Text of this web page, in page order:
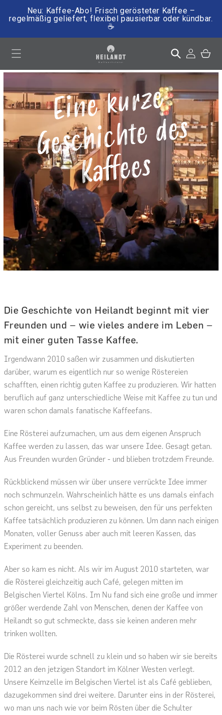
zum Inhalt Einloggen
Warenkorb
Ei
n
e
k
u
r
z
e
G
es
c
hi
c
ht
e
d
es
K
aff
e
es
Die Geschichte von Heilandt beginnt mit vier
Freunden und – wie vieles andere im Leben –
mit einer guten Tasse Kaffee.
Irgendwann 2010 saßen wir zusammen und diskutierten
darüber, warum es eigentlich nur so wenige Röstereien
schafften, einen richtig guten Kaffee zu produzieren. Wir hatten
beruflich auf ganz unterschiedliche Weise mit Kaffee zu tun und
waren schon damals fanatische Kaffeefans.
Eine Rösterei aufzumachen, um aus dem eigenen Anspruch
Kaffee werden zu lassen, das war unsere Idee. Gesagt getan.
Aus Freunden wurden Gründer - und blieben trotzdem Freunde.
Rückblickend müssen wir über unsere verrückte Idee immer
noch schmunzeln. Wahrscheinlich hätte es uns damals einfach
schon gereicht, uns selbst zu beweisen, den für uns perfekten
Kaffee tatsächlich produzieren zu können. Um dann nach einigen
Monaten, voller Genuss aber auch mit leeren Kassen, das
Experiment zu beenden.
Aber so kam es nicht. Als wir im August 2010 starteten, war
die Rösterei gleichzeitig auch Café, gelegen mitten im
Belgischen Viertel Kölns. Im Nu fand sich eine große und immer
größer werdende Zahl von Menschen, denen der Kaffee von
Heilandt so gut schmeckte, dass sie keinen anderen mehr
trinken wollten.
Die Rösterei wurde schnell zu klein und so haben wir sie bereits
2012 an den jetzigen Standort im Kölner Westen verlegt.
Unsere Keimzelle im Belgischen Viertel ist als Café geblieben,
dazugekommen sind drei weitere. Darunter eins in der Rösterei,
wo man uns nach wie vor beim Rösten über die Schulter
Neu: Kaffee-Abo! Frisch gerösteter Kaffee –
regelmäßig geliefert, flexibel pausierbar oder kündbar.
☕